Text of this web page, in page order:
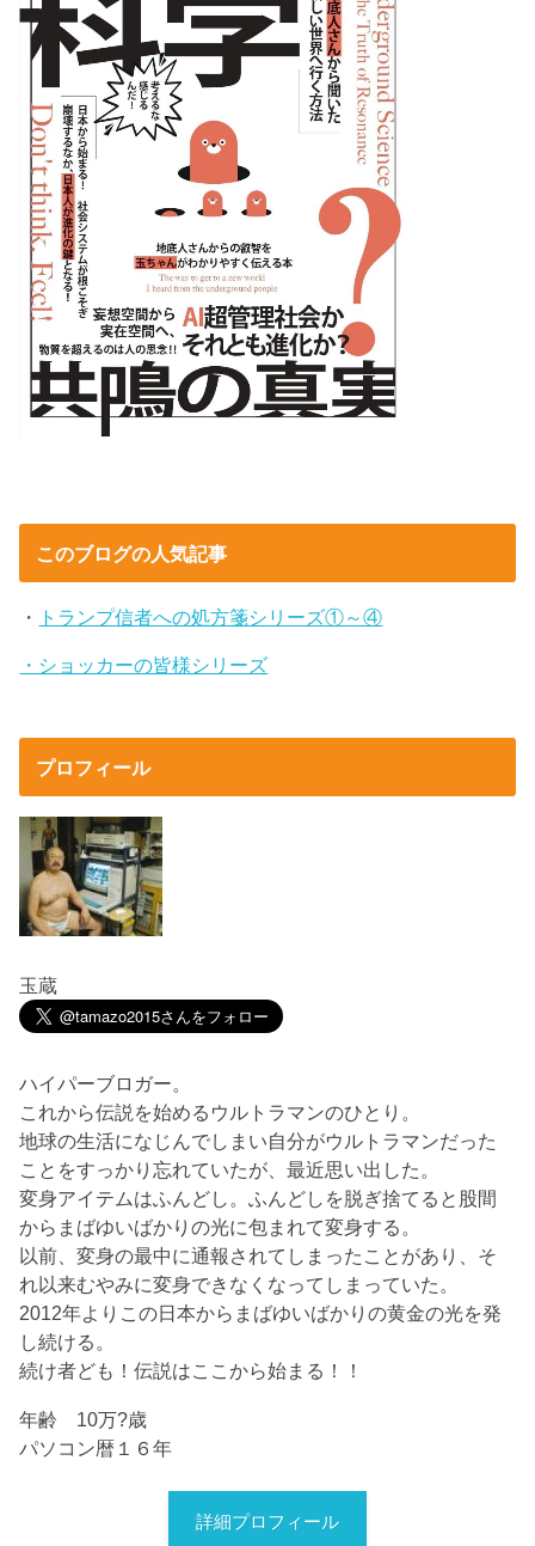
このブログの人気記事
・ トランプ信者への処方箋シリーズ①～④
・ショッカーの皆様シリーズ
プロフィール
玉蔵
ハイパーブロガー。
これから伝説を始めるウルトラマンのひとり。
地球の生活になじんでしまい自分がウルトラマンだった
ことをすっかり忘れていたが、最近思い出した。
変身アイテムはふんどし。ふんどしを脱ぎ捨てると股間
からまばゆいばかりの光に包まれて変身する。
以前、変身の最中に通報されてしまったことがあり、そ
れ以来むやみに変身できなくなってしまっていた。
2012年よりこの日本からまばゆいばかりの黄金の光を発
し続ける。
続け者ども！伝説はここから始まる！！
年齢 10万?歳
パソコン暦１６年
詳細プロフィール